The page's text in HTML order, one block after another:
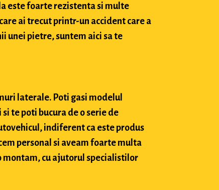
este foarte rezistenta si multe
ai trecut printr-un accident care a
unei pietre, suntem aici sa te
laterale. Poti gasi modelul
te poti bucura de o serie de
indiferent ca este produs
personal si aveam foarte multa
montam, cu ajutorul specialistilor